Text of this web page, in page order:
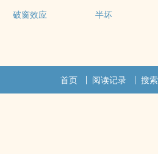
破窗效应
半坏
首页 阅读记录 搜